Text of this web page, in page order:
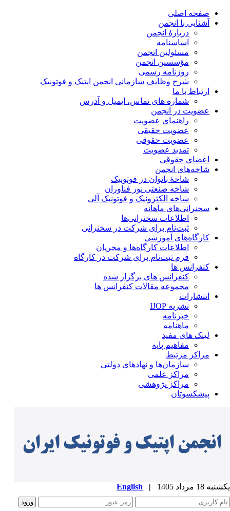
صفحه اصلی
آشنایی با انجمن
دربارۀ انجمن
اساسنامه
مسئولین انجمن
مؤسسین انجمن
روزنامه رسمی
شرح وظایف سازمانی انجمن اپتیک و فوتونیک
ارتباط با ما
شماره های تماس، ایمیل و آدرس
عضویت در انجمن
راهنمای عضویت
عضویت حقیقی
عضویت حقوقی
تمدید عضویت
اعضای حقوقی
شاخه‌های انجمن
شاخۀ بانوان در فوتونیک
شاخه صنعتی نور فناوران
شاخه‌ الکترونیک و فوتونیک آلی
سخنرانی‌های ماهانه
اطلاعات سخنرانی‌‌ها
ثبت‌نام برای شرکت در سخنرانی
کارگاه‌های آموزشی
اطلاعات کارگاه‌ها و مجریان
فرم ثبت‌نام برای شرکت در کارگاه
کنفرانس ها
کنفرانس های برگزار شده
مجموعه مقالات کنفرانس ها
انتشارات
نشریه IJOP
خبرنامه
ماهنامه
لینک های مفید
مفاهیم پایه
مراکز مرتبط
سازمان‌ها و نهادهای دولتی
مراکز علمی
مراکز پژوهشی
پیشکسوتان
18 مرداد 1405 |
English